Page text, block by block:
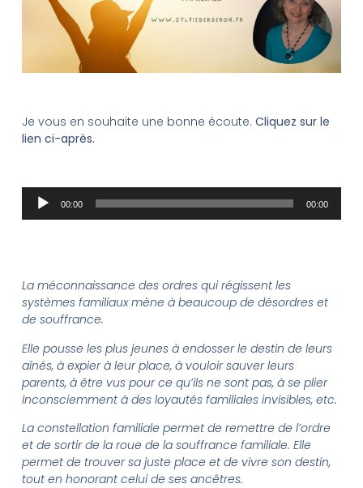
Je vous en souhaite une bonne écoute. Cliquez sur le
lien ci-après.
Lecteur
audio
00:00 00:00
La méconnaissance des ordres qui régissent les
systèmes familiaux mène à beaucoup de désordres et
de souffrance.
Elle pousse les plus jeunes à endosser le destin de leurs
aînés, à expier à leur place, à vouloir sauver leurs
parents, à être vus pour ce qu’ils ne sont pas, à se plier
inconsciemment à des loyautés familiales invisibles, etc.
La constellation familiale permet de remettre de l’ordre
et de sortir de la roue de la souffrance familiale. Elle
permet de trouver sa juste place et de vivre son destin,
tout en honorant celui de ses ancêtres.